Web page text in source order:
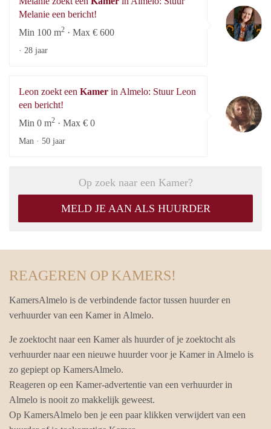
Melanie een bericht!
Min 100 m2 · Max € 600
· 28 jaar
Leon zoekt een Kamer in Almelo: Stuur Leon
een bericht!
Min 0 m2 · Max € 0
Man · 50 jaar
Op zoek naar een Kamer?
MELD JE AAN ALS HUURDER
REAGEREN OP KAMERS!
KamersAlmelo is de verbindende factor tussen huurder en
verhuurder van een Kamer in Almelo.
Je zoektocht naar een Kamer als huurder of je zoektocht als
verhuurder naar een nieuwe huurder voor je Kamer in Almelo is
zo gepiept op KamersAlmelo.
Reageren op een Kamer-advertentie van een verhuurder in
Almelo is nooit zo makkelijk geweest.
Op KamersAlmelo ben je een paar klikken verwijdert van een